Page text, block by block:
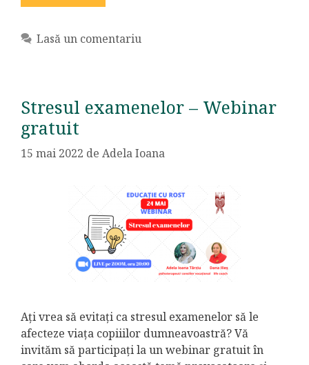
Lasă un comentariu
Stresul examenelor – Webinar
gratuit
15 mai 2022 de Adela Ioana
Ați vrea să evitați ca stresul examenelor să le
afecteze viața copiiilor dumneavoastră? Vă
invităm să participați la un webinar gratuit în